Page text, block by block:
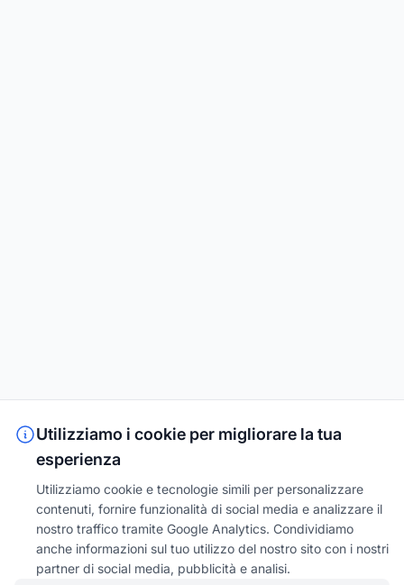
Utilizziamo i cookie per migliorare la tua
esperienza
Utilizziamo cookie e tecnologie simili per personalizzare
contenuti, fornire funzionalità di social media e analizzare il
nostro traffico tramite Google Analytics. Condividiamo
anche informazioni sul tuo utilizzo del nostro sito con i nostri
partner di social media, pubblicità e analisi.